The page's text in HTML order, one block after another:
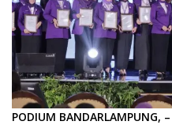
PODIUM BANDARLAMPUNG, –